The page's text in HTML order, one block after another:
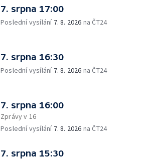
7. srpna 17:00
Poslední vysílání 7. 8. 2026 na ČT24
7. srpna 16:30
Poslední vysílání 7. 8. 2026 na ČT24
7. srpna 16:00
Zprávy v 16
Poslední vysílání 7. 8. 2026 na ČT24
7. srpna 15:30